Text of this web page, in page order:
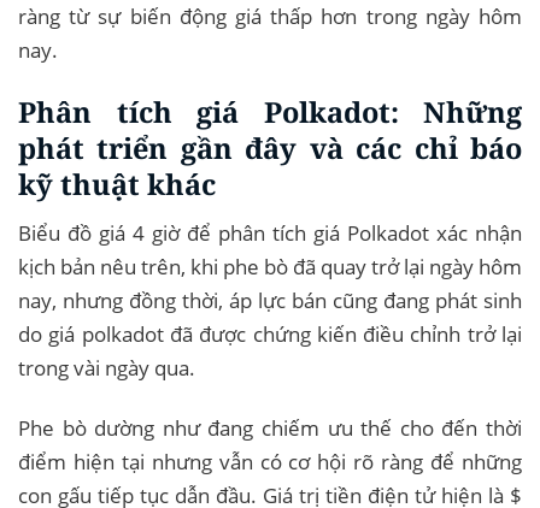
ràng từ sự biến động giá thấp hơn trong ngày hôm
nay.
Phân tích giá Polkadot: Những
phát triển gần đây và các chỉ báo
kỹ thuật khác
Biểu đồ giá 4 giờ để phân tích giá Polkadot xác nhận
kịch bản nêu trên, khi phe bò đã quay trở lại ngày hôm
nay, nhưng đồng thời, áp lực bán cũng đang phát sinh
do giá polkadot đã được chứng kiến ​​điều chỉnh trở lại
trong vài ngày qua.
Phe bò dường như đang chiếm ưu thế cho đến thời
điểm hiện tại nhưng vẫn có cơ hội rõ ràng để những
con gấu tiếp tục dẫn đầu. Giá trị tiền điện tử hiện là $